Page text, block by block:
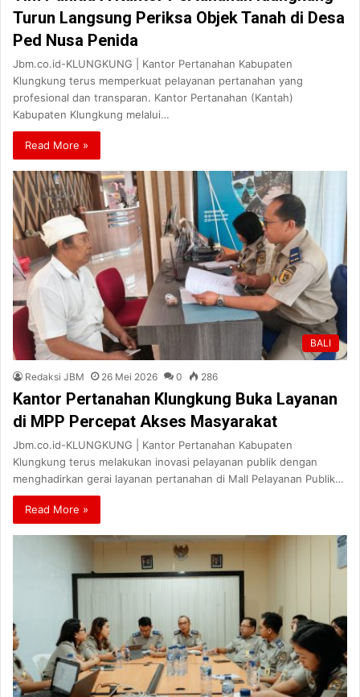
Turun Langsung Periksa Objek Tanah di Desa
Ped Nusa Penida
Jbm.co.id-KLUNGKUNG | Kantor Pertanahan Kabupaten
Klungkung terus memperkuat pelayanan pertanahan yang
profesional dan transparan. Kantor Pertanahan (Kantah)
Kabupaten Klungkung melalui…
Read More »
BALI
Redaksi JBM 26 Mei 2026 0 286
Kantor Pertanahan Klungkung Buka Layanan
di MPP Percepat Akses Masyarakat
Jbm.co.id-KLUNGKUNG | Kantor Pertanahan Kabupaten
Klungkung terus melakukan inovasi pelayanan publik dengan
menghadirkan gerai layanan pertanahan di Mall Pelayanan Publik…
Read More »